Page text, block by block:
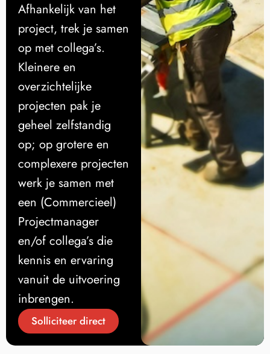
Afhankelijk van het
project, trek je samen
op met collega’s.
Kleinere en
overzichtelijke
projecten pak je
geheel zelfstandig
op; op grotere en
complexere projecten
werk je samen met
een (Commercieel)
Projectmanager
en/of collega’s die
kennis en ervaring
vanuit de uitvoering
inbrengen.
Solliciteer direct